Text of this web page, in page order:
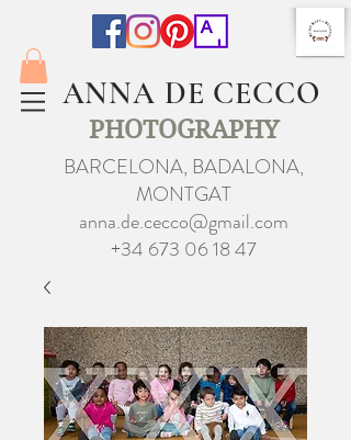
ANNA DE CECCO
PHOTOGRAPHY
BARCELONA, BADALONA,
MONTGAT
anna.de.cecco@gmail.com
+34 673 06 18 47